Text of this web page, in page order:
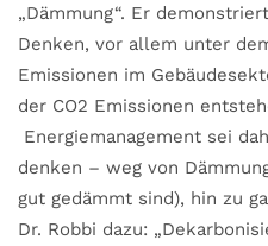
„Dämmung“. Er
Denken, vor allem unter
Emissionen im
der CO2 Emissionen
Energiemanagement sei
denken – weg von
gut gedämmt sind), hin zu
Dr. Robbi dazu: